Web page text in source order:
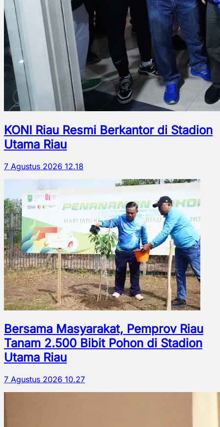
KONI Riau Resmi Berkantor di Stadion
Utama Riau
7 Agustus 2026 12.18
Bersama Masyarakat, Pemprov Riau
Tanam 2.500 Bibit Pohon di Stadion
Utama Riau
7 Agustus 2026 10.27